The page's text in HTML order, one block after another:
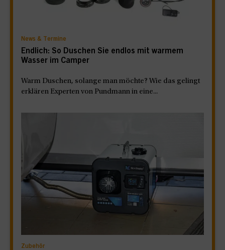
News & Termine
Endlich: So Duschen Sie endlos mit warmem
Wasser im Camper
Warm Duschen, solange man möchte? Wie das gelingt
erklären Experten von Pundmann in eine...
Zubehör